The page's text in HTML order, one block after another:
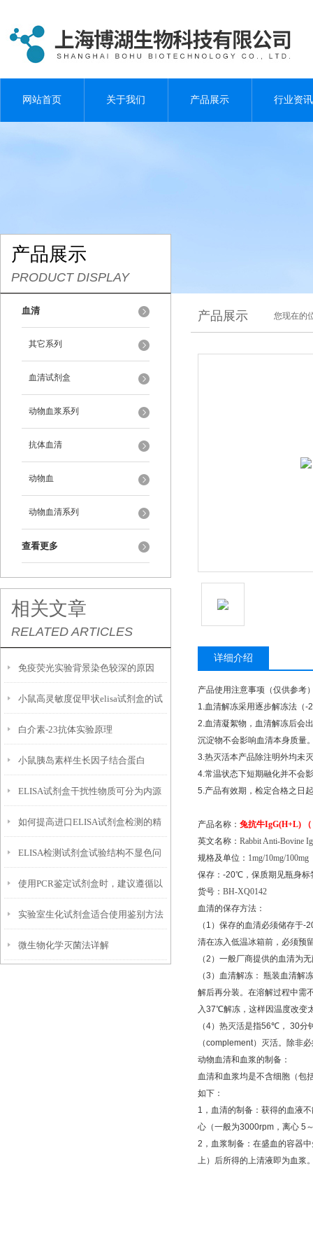
网站首页 关于我们 产品展示 行业资讯
产品展示
PRODUCT DISPLAY
血清
其它系列
血清试剂盒
动物血浆系列
抗体血清
动物血
动物血清系列
查看更多
相关文章
RELATED ARTICLES
免疫荧光实验背景染色较深的原因
小鼠高灵敏度促甲状elisa试剂盒的试
剂准备和注意事项
白介素-23抗体实验原理
小鼠胰岛素样生长因子结合蛋白
3elisa试剂盒使用注意事项
ELISA试剂盒干扰性物质可分为内源
性与外源性
如何提高进口ELISA试剂盒检测的精
度呢？
ELISA检测试剂盒试验结构不显色问
题的探讨
使用PCR鉴定试剂盒时，建议遵循以
下几点注意事项
实验室生化试剂盒适合使用鉴别方法
微生物化学灭菌法详解
产品展示 您现在的
详细介绍
产品使用注意事项（仅供参考
1.血清解冻采用逐步解冻法（-
2.血清凝絮物，血清解冻后会
沉淀物不会影响血清本身质量
3.热灭活本产品除注明外均未
4.常温状态下短期融化并不会
5.产品有效期，检定合格之日
产品名称： 兔抗牛IgG(H+L)
（
英文名称： Rabbit Anti-Bovine
规格及单位： 1mg/10mg/100mg
保存： -20℃ ，保质期见瓶身标
货号： BH-XQ0142
血清的保存方法：
（ 1 ）保存的血清必须储存于-
清在冻入低温冰箱前，必须预
（2 ）一般厂商提供的血清为
（3 ）血清解冻： 瓶装血清解
解后再分装。在溶解过程中需
入37℃解冻，这样因温度改变
（4）热灭活是指56℃ ， 30分
（complement）灭活。除非
动物血清和血浆的制备：
血清和血浆均是不含细胞（包
如下：
1 ，血清的制备：获得的血液
心（一般为3000rpm ，离心 5
2 ，血浆制备：在盛血的容器
上）后所得的上清液即为血浆